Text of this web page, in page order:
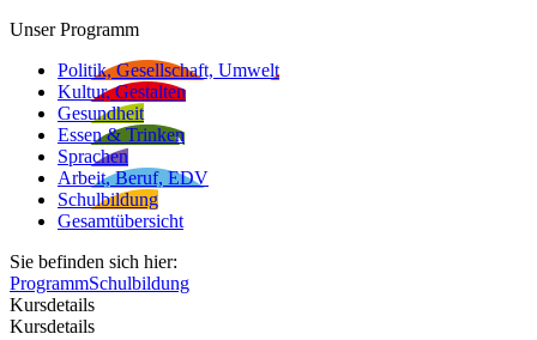
Unser Programm
Politik, Gesellschaft, Umwelt
Kultur, Gestalten
Gesundheit
Essen & Trinken
Sprachen
Arbeit, Beruf, EDV
Schulbildung
Gesamtübersicht
Sie befinden sich hier:
ProgrammSchulbildung
Kursdetails
Kursdetails